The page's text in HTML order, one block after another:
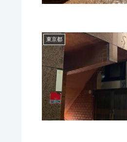
東京都